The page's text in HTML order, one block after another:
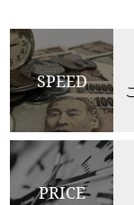
SPEED
PRICE